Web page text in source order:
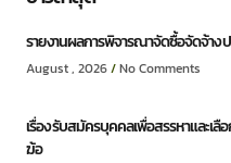
รายงานผลการพิจารณาจัดซื้อจัดจ้าง
August , 2026 No Comments
เรื่อง รับสมัครบุคคลเพื่อสรรหาและเ
ฆ้อ